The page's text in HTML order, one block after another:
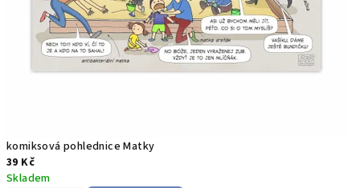
komiksová pohlednice Matky
39 Kč
Skladem